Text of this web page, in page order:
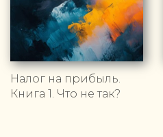
Налог на прибыль.
Книга 1. Что не так?